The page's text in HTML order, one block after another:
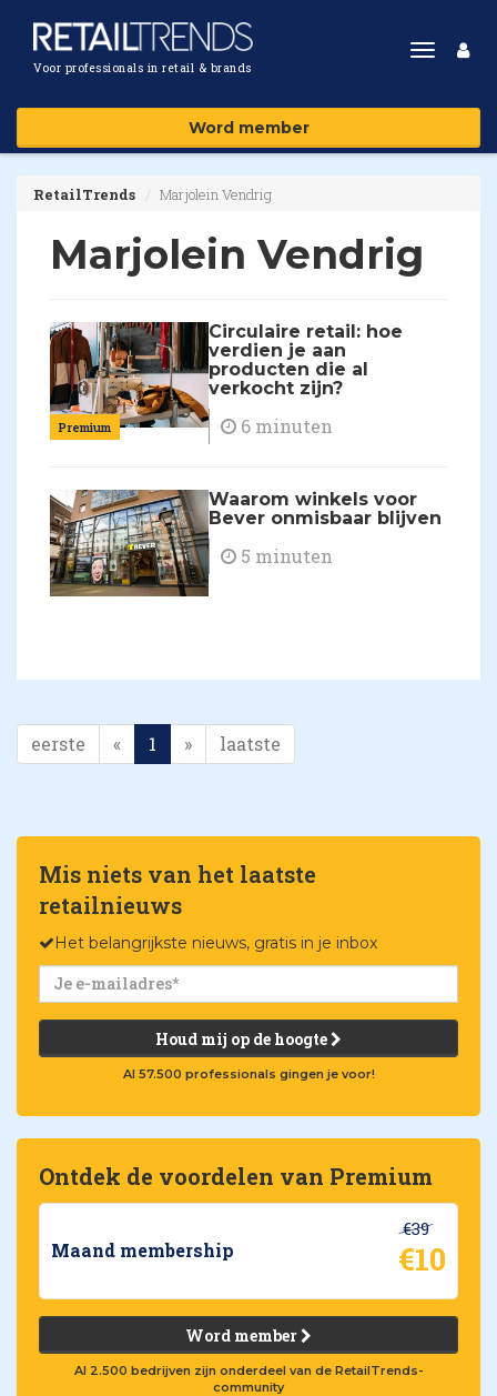
Voor professionals in retail & brands
Toggle
Word member
RetailTrends Marjolein Vendrig
Marjolein Vendrig
Premium
Circulaire retail: hoe
verdien je aan
producten die al
verkocht zijn?
6 minuten
Waarom winkels voor
Bever onmisbaar blijven
5 minuten
eerste « 1 » laatste
Mis niets van het laatste
retailnieuws
Het belangrijkste nieuws, gratis in je inbox
Houd mij op de hoogte
Al 57.500 professionals gingen je voor!
Ontdek de voordelen van Premium
Maand membership
€39
€10
Word member
Al 2.500 bedrijven zijn onderdeel van de RetailTrends-
community